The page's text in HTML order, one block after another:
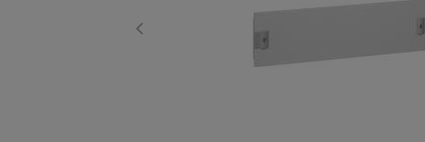
Sieci zewnętrzne
Systemy bezpieczeństwa
Technika grzewcza